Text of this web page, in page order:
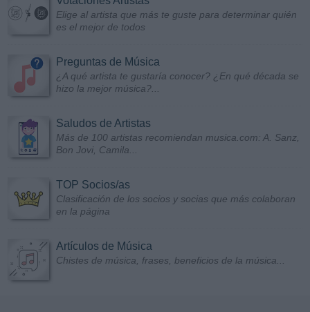
Elige al artista que más te guste para determinar quién
es el mejor de todos
Preguntas de Música
¿A qué artista te gustaría conocer? ¿En qué década se
hizo la mejor música?...
Saludos de Artistas
Más de 100 artistas recomiendan musica.com: A. Sanz,
Bon Jovi, Camila...
TOP Socios/as
Clasificación de los socios y socias que más colaboran
en la página
Artículos de Música
Chistes de música, frases, beneficios de la música...